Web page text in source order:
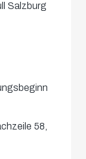
Salzburg
58,